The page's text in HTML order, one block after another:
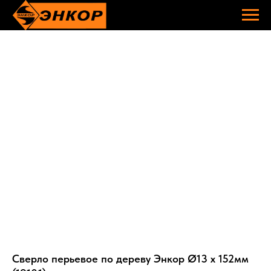
Сверло перьевое по дереву Энкор Ø13 х 152мм